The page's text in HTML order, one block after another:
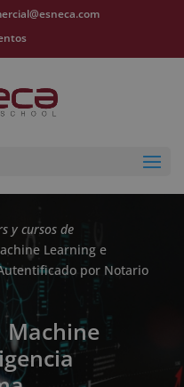
y cursos de
Learning e
por Notario
Machine